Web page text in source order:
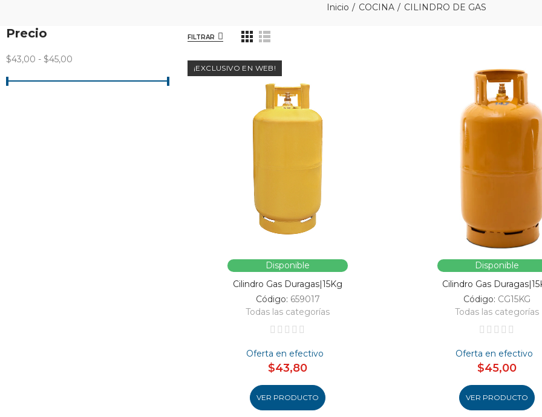
Inicio COCINA CILINDRO DE GAS
FILTRAR
¡EXCLUSIVO EN WEB!
Disponible
Cilindro Gas Duragas|15Kg
Código: 659017
Todas las categorías
Oferta en efectivo
$43,80
VER PRODUCTO
Disponible
Cilindro Gas
Código: CG15KG
Todas las categorías
Oferta en efectivo
$45,00
VER PRODUCTO
Precio
$43,00 - $45,00